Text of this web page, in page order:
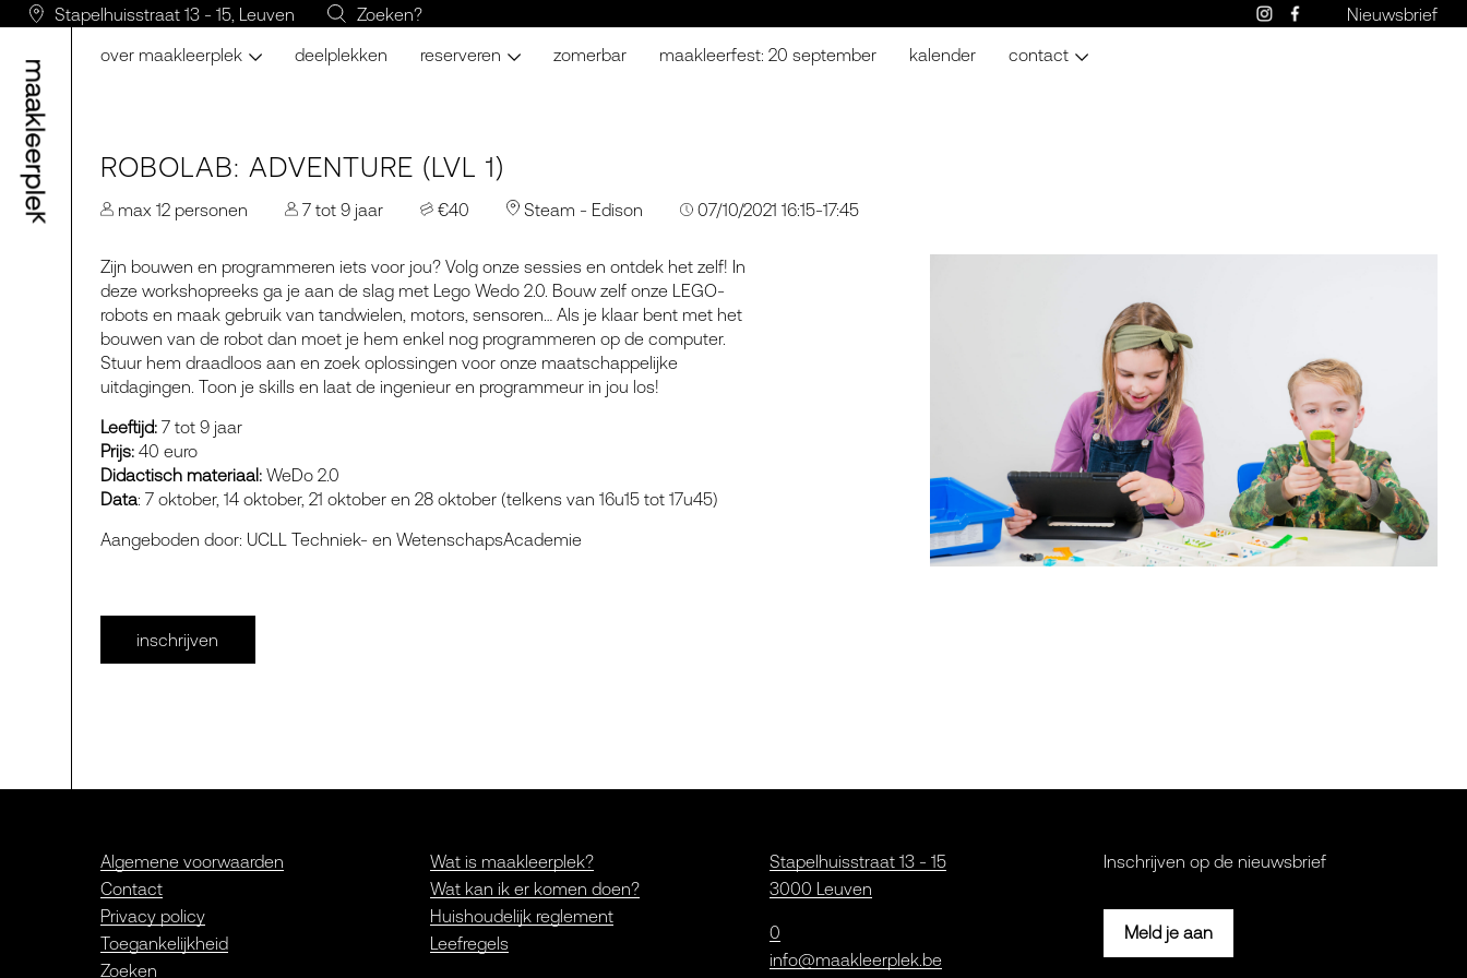
Stapelhuisstraat 13 - 15, Leuven Zoeken? Nieuwsbrief
over maakleerplek deelplekken reserveren zomerbar maakleerfest: 20 september kalender contact
ROBOLAB: ADVENTURE (LVL 1)
max 12 personen 7 tot 9 jaar €40 Steam - Edison 07/10/2021 16:15-17:45
Zijn bouwen en programmeren iets voor jou? Volg onze sessies en ontdek het zelf! In
deze workshopreeks ga je aan de slag met Lego Wedo 2.0. Bouw zelf onze LEGO-
robots en maak gebruik van tandwielen, motors, sensoren… Als je klaar bent met het
bouwen van de robot dan moet je hem enkel nog programmeren op de computer.
Stuur hem draadloos aan en zoek oplossingen voor onze maatschappelijke
uitdagingen. Toon je skills en laat de ingenieur en programmeur in jou los!
Leeftijd: 7 tot 9 jaar
Prijs:40 euro
Didactisch materiaal:WeDo 2.0
Data: 7 oktober, 14 oktober, 21 oktober en 28 oktober (telkens van 16u15 tot 17u45)
Aangeboden door: UCLL Techniek- en WetenschapsAcademie
inschrijven
Algemene voorwaarden
Contact
Privacy policy
Toegankelijkheid
Zoeken
Wat is maakleerplek?
Wat kan ik er komen doen?
Huishoudelijk reglement
Leefregels
Stapelhuisstraat 13 - 15
3000 Leuven
0
info@maakleerplek.be
Inschrijven op de nieuwsbrief
Meld je aan